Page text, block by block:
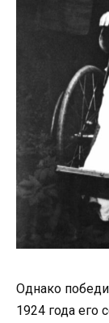
Однако
1924 года его